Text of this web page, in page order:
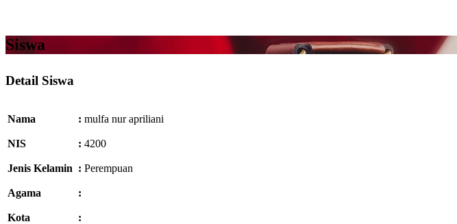
Siswa
Detail Siswa
Nama : mulfa nur apriliani
NIS : 4200
Jenis Kelamin : Perempuan
Agama :
Kota :